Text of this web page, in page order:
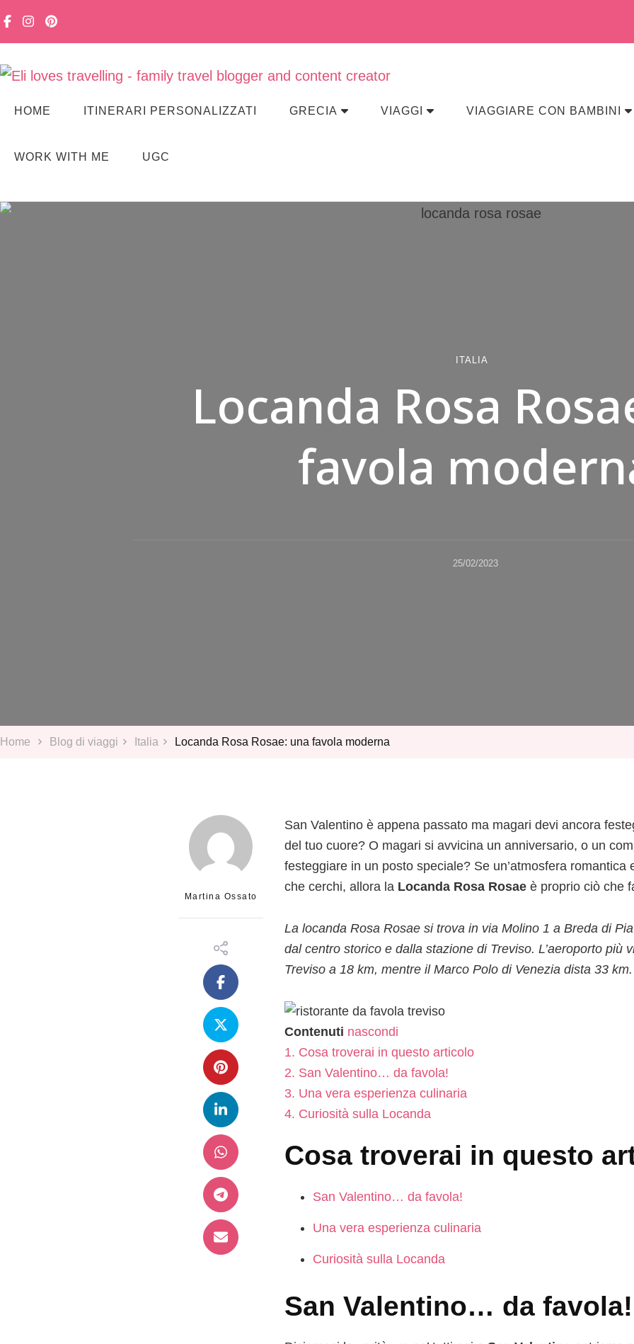
Eli loves travelling
Viaggiare in famiglia, senza stress. Con curiosità, lentezza e meraviglia
HOME ITINERARI PERSONALIZZATI GRECIA VIAGGI VIAGGIARE CON BAMBINI
WORK WITH ME UGC
ITALIA
Locanda Rosa
favola
25/02/2023
Home Blog di viaggi Italia Locanda Rosa Rosae: una favola moderna
Martina Ossato
San Valentino è appena passato ma magari devi ancora
del tuo cuore? O magari si avvicina un anniversario, o un
festeggiare in un posto speciale? Se un’atmosfera romantica
che cerchi, allora la Locanda Rosa Rosae è proprio ciò che
La locanda Rosa Rosae si trova in via Molino 1 a Breda di
dal centro storico e dalla stazione di Treviso. L’aeroporto più
Treviso a 18 km, mentre il Marco Polo di Venezia dista 33 km.
Contenuti nascondi
1. Cosa troverai in questo articolo
2. San Valentino… da favola!
3. Una vera esperienza culinaria
4. Curiosità sulla Locanda
Cosa troverai in questo
San Valentino… da favola!
Una vera esperienza culinaria
Curiosità sulla Locanda
San Valentino… da favola!